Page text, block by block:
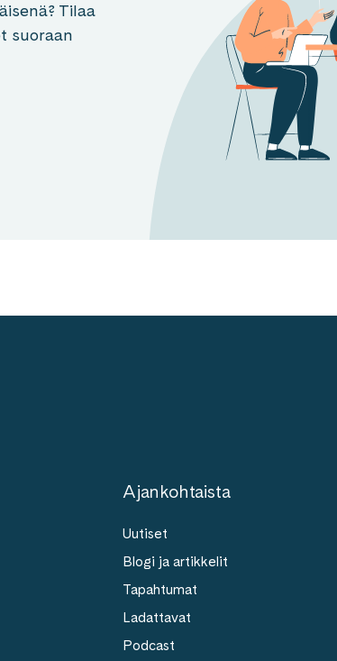
Tilaa
suoraan
Ajankohtaista
Uutiset
Blogi ja artikkelit
Tapahtumat
Ladattavat
Podcast